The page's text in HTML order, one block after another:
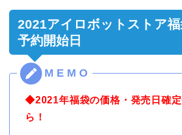
2021アイロボットストア
予約開始日
◆2021年福袋の価格・発売日確
ら！